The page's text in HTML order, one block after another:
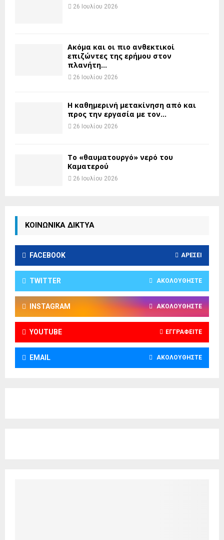
26 Ιουλίου 2026
Ακόμα και οι πιο ανθεκτικοί
επιζώντες της ερήμου στον
πλανήτη...
26 Ιουλίου 2026
H καθημερινή μετακίνηση από και
προς την εργασία με τον...
26 Ιουλίου 2026
Το «θαυματουργό» νερό του
Καματερού
26 Ιουλίου 2026
ΚΟΙΝΩΝΙΚΑ ΔΙΚΤΥΑ
FACEBOOK ΑΡΈΣΕΙ
TWITTER ΑΚΟΛΟΥΘΉΣΤΕ
INSTAGRAM ΑΚΟΛΟΥΘΉΣΤΕ
YOUTUBE ΕΓΓΡΑΦΕΊΤΕ
EMAIL ΑΚΟΛΟΥΘΉΣΤΕ